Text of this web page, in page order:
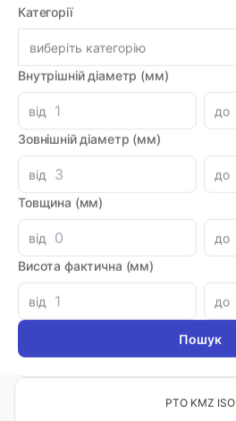
Категорії
виберіть категорію
Внутрішній діаметр (мм)
від
до
Зовнішній діаметр (мм)
від
до
Товщина (мм)
від
до
Висота фактична (мм)
від до
PTO 02
PTO 07
PTO KMZ ISO